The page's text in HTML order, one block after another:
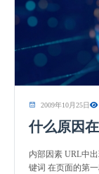
2009年10月25日
什么原因
内部因素 URL中
键词 在页面的第一